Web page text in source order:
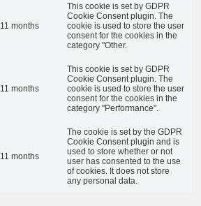
11 months
This cookie is set by GDPR
Cookie Consent plugin. The
cookie is used to store the user
consent for the cookies in the
category "Other.
11 months
This cookie is set by GDPR
Cookie Consent plugin. The
cookie is used to store the user
consent for the cookies in the
category "Performance".
11 months
The cookie is set by the GDPR
Cookie Consent plugin and is
used to store whether or not
user has consented to the use
of cookies. It does not store
any personal data.